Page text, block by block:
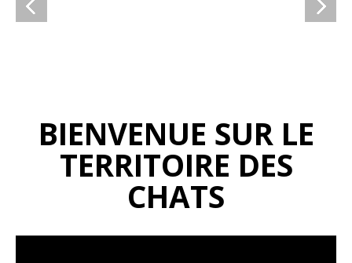
BIENVENUE SUR LE
TERRITOIRE DES
CHATS